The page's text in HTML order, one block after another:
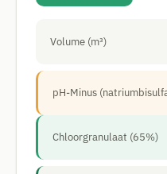
Volume (m³)
pH-Minus
Chloorgranulaat (65%)